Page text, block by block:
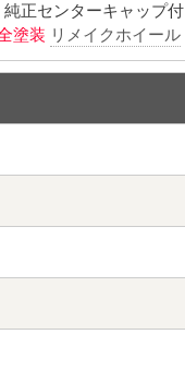
正センターキャップ付
塗装 リメイクホイール